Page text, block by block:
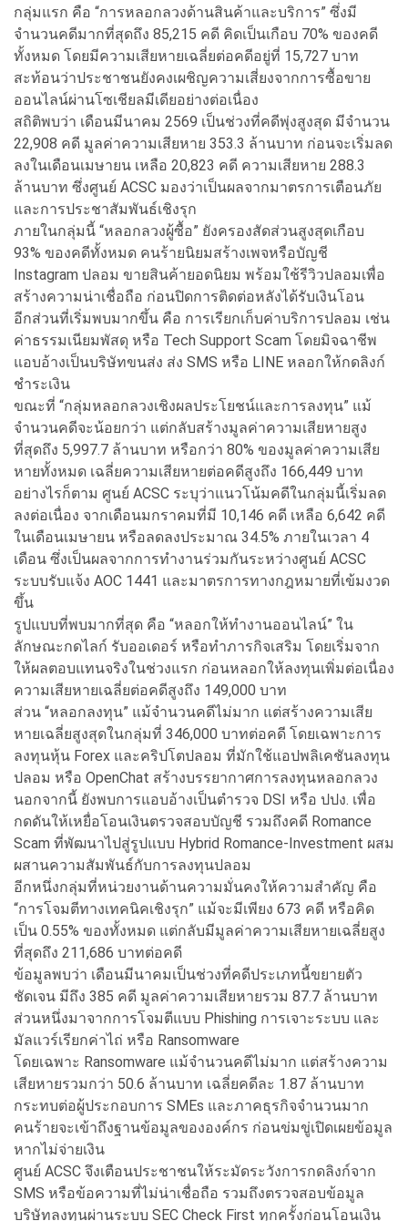
กลุ่มแรก คือ “การหลอกลวงด้านสินค้าและบริการ” ซึ่งมี
จำนวนคดีมากที่สุดถึง 85,215 คดี คิดเป็นเกือบ 70% ของคดี
ทั้งหมด โดยมีความเสียหายเฉลี่ยต่อคดีอยู่ที่ 15,727 บาท
สะท้อนว่าประชาชนยังคงเผชิญความเสี่ยงจากการซื้อขาย
ออนไลน์ผ่านโซเชียลมีเดียอย่างต่อเนื่อง
สถิติพบว่า เดือนมีนาคม 2569 เป็นช่วงที่คดีพุ่งสูงสุด มีจำนวน
22,908 คดี มูลค่าความเสียหาย 353.3 ล้านบาท ก่อนจะเริ่มลด
ลงในเดือนเมษายน เหลือ 20,823 คดี ความเสียหาย 288.3
ล้านบาท ซึ่งศูนย์ ACSC มองว่าเป็นผลจากมาตรการเตือนภัย
และการประชาสัมพันธ์เชิงรุก
ภายในกลุ่มนี้ “หลอกลวงผู้ซื้อ” ยังครองสัดส่วนสูงสุดเกือบ
93% ของคดีทั้งหมด คนร้ายนิยมสร้างเพจหรือบัญชี
Instagram ปลอม ขายสินค้ายอดนิยม พร้อมใช้รีวิวปลอมเพื่อ
สร้างความน่าเชื่อถือ ก่อนปิดการติดต่อหลังได้รับเงินโอน
อีกส่วนที่เริ่มพบมากขึ้น คือ การเรียกเก็บค่าบริการปลอม เช่น
ค่าธรรมเนียมพัสดุ หรือ Tech Support Scam โดยมิจฉาชีพ
แอบอ้างเป็นบริษัทขนส่ง ส่ง SMS หรือ LINE หลอกให้กดลิงก์
ชำระเงิน
ขณะที่ “กลุ่มหลอกลวงเชิงผลประโยชน์และการลงทุน” แม้
จำนวนคดีจะน้อยกว่า แต่กลับสร้างมูลค่าความเสียหายสูง
ที่สุดถึง 5,997.7 ล้านบาท หรือกว่า 80% ของมูลค่าความเสีย
หายทั้งหมด เฉลี่ยความเสียหายต่อคดีสูงถึง 166,449 บาท
อย่างไรก็ตาม ศูนย์ ACSC ระบุว่าแนวโน้มคดีในกลุ่มนี้เริ่มลด
ลงต่อเนื่อง จากเดือนมกราคมที่มี 10,146 คดี เหลือ 6,642 คดี
ในเดือนเมษายน หรือลดลงประมาณ 34.5% ภายในเวลา 4
เดือน ซึ่งเป็นผลจากการทำงานร่วมกันระหว่างศูนย์ ACSC
ระบบรับแจ้ง AOC 1441 และมาตรการทางกฎหมายที่เข้มงวด
ขึ้น
รูปแบบที่พบมากที่สุด คือ “หลอกให้ทำงานออนไลน์” ใน
ลักษณะกดไลก์ รับออเดอร์ หรือทำภารกิจเสริม โดยเริ่มจาก
ให้ผลตอบแทนจริงในช่วงแรก ก่อนหลอกให้ลงทุนเพิ่มต่อเนื่อง
ความเสียหายเฉลี่ยต่อคดีสูงถึง 149,000 บาท
ส่วน “หลอกลงทุน” แม้จำนวนคดีไม่มาก แต่สร้างความเสีย
หายเฉลี่ยสูงสุดในกลุ่มที่ 346,000 บาทต่อคดี โดยเฉพาะการ
ลงทุนหุ้น Forex และคริปโตปลอม ที่มักใช้แอปพลิเคชันลงทุน
ปลอม หรือ OpenChat สร้างบรรยากาศการลงทุนหลอกลวง
นอกจากนี้ ยังพบการแอบอ้างเป็นตำรวจ DSI หรือ ปปง. เพื่อ
กดดันให้เหยื่อโอนเงินตรวจสอบบัญชี รวมถึงคดี Romance
Scam ที่พัฒนาไปสู่รูปแบบ Hybrid Romance-Investment ผสม
ผสานความสัมพันธ์กับการลงทุนปลอม
อีกหนึ่งกลุ่มที่หน่วยงานด้านความมั่นคงให้ความสำคัญ คือ
“การโจมตีทางเทคนิคเชิงรุก” แม้จะมีเพียง 673 คดี หรือคิด
เป็น 0.55% ของทั้งหมด แต่กลับมีมูลค่าความเสียหายเฉลี่ยสูง
ที่สุดถึง 211,686 บาทต่อคดี
ข้อมูลพบว่า เดือนมีนาคมเป็นช่วงที่คดีประเภทนี้ขยายตัว
ชัดเจน มีถึง 385 คดี มูลค่าความเสียหายรวม 87.7 ล้านบาท
ส่วนหนึ่งมาจากการโจมตีแบบ Phishing การเจาะระบบ และ
มัลแวร์เรียกค่าไถ่ หรือ Ransomware
โดยเฉพาะ Ransomware แม้จำนวนคดีไม่มาก แต่สร้างความ
เสียหายรวมกว่า 50.6 ล้านบาท เฉลี่ยคดีละ 1.87 ล้านบาท
กระทบต่อผู้ประกอบการ SMEs และภาคธุรกิจจำนวนมาก
คนร้ายจะเข้าถึงฐานข้อมูลขององค์กร ก่อนข่มขู่เปิดเผยข้อมูล
หากไม่จ่ายเงิน
ศูนย์ ACSC จึงเตือนประชาชนให้ระมัดระวังการกดลิงก์จาก
SMS หรือข้อความที่ไม่น่าเชื่อถือ รวมถึงตรวจสอบข้อมูล
บริษัทลงทุนผ่านระบบ SEC Check First ทุกครั้งก่อนโอนเงิน